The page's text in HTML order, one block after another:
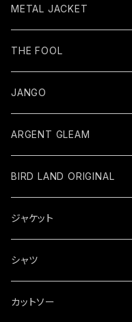
METAL JACKET
THE FOOL
JANGO
ARGENT GLEAM
BIRD LAND ORIGINAL
ジャケット
シャツ
カットソー